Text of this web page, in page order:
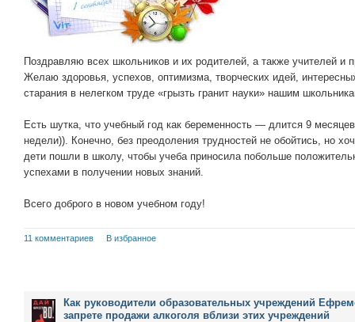
Поздравляю всех школьников и их родителей, а также учителей и
Желаю здоровья, успехов, оптимизма, творческих идей,
старания в нелегком труде «грызть гранит науки» нашим
Есть шутка, что учебный год как беременность — длится 9
недели)). Конечно, без преодоления трудностей не обойтись, но
дети пошли в школу, чтобы учеба приносила побольше
успехами в получении новых знаний.
Всего доброго в новом учебном году!
11 комментариев В избранное
Как руководители образовательных учреждений
запрете продажи алкоголя вблизи этих учреждений